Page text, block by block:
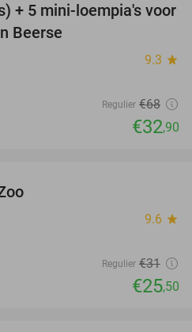
52%
+ 5 mini-loempia's voor
Beerse
9.3 star
Regulier €68
€32,90
9.6 star
Regulier €31
€25,50